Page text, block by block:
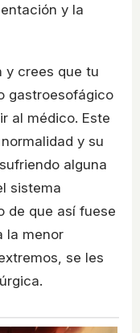
y la
y crees que tu
gastroesofágico
al médico. Este
y su
alguna
sistema
de que así fuese
la menor
se les